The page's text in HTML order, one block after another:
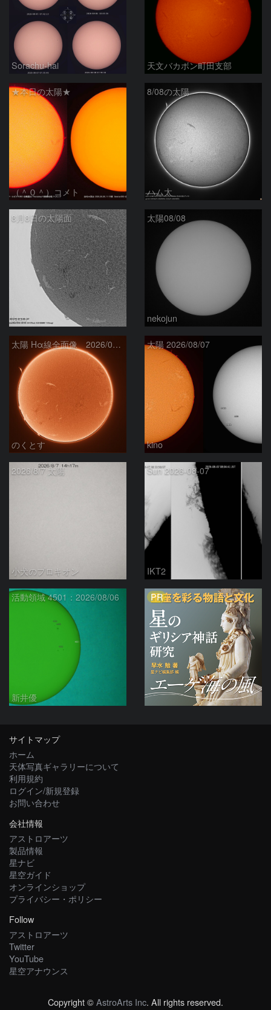
Sorachu-hai 天文バカボン町田支部
★本日の太陽★
（＾０＾）コメト
8/08の太陽
ハム太
8月8日の太陽面
ta-o
太陽08/08
nekojun
太陽 Hα線全面像 2026/08/08
のくとす
太陽 2026/08/07
kino
2026/8/7 太陽
小犬のプロキオン
Sun 2026-08-07
IKT2
活動領域 4501：2026/08/06
新井優
PR
サイトマップ
ホーム
天体写真ギャラリーについて
利用規約
ログイン/新規登録
お問い合わせ
会社情報
アストロアーツ
製品情報
星ナビ
星空ガイド
オンラインショップ
プライバシー・ポリシー
Follow
アストロアーツ
Twitter
YouTube
星空アナウンス
Copyright ©AstroArts Inc. All rights reserved.